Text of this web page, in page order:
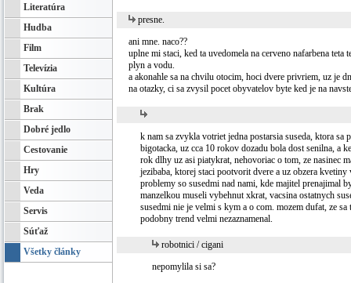
Literatúra
Hudba
Film
Televízia
Kultúra
Brak
Dobré jedlo
Cestovanie
Hry
Veda
Servis
Súťaž
Všetky články
presne.
ani mne. naco??
uplne mi staci, ked ta uvedomela na cerveno nafarbena
plyn a vodu.
a akonahle sa na chvilu otocim, hoci dvere privriem, uz je
na otazky, ci sa zvysil pocet obyvatelov byte ked je na
k nam sa zvykla votriet jedna postarsia suseda, ktora
bigotacka, uz cca 10 rokov dozadu bola dost senilna, a
rok dlhy uz asi piatykrat, nehovoriac o tom, ze nasinec
jezibaba, ktorej staci pootvorit dvere a uz obzera
problemy so susedmi nad nami, kde majitel prenajimal
manzelkou museli vybehnut xkrat, vacsina ostatnych
susedmi nie je velmi s kym a o com. mozem dufat, ze
podobny trend velmi nezaznamenal.
robotnici / cigani
nepomylila si sa?